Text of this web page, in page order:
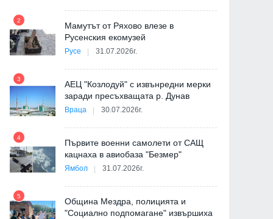
2
Мамутът от Ряхово влезе в
Русенския екомузей
Русе 31.07.2026г.
3
АЕЦ "Козлодуй" с извънредни мерки
заради пресъхващата р. Дунав
Враца 30.07.2026г.
4
Първите военни самолети от САЩ
кацнаха в авиобаза "Безмер"
Ямбол 31.07.2026г.
5
Община Мездра, полицията и
"Социално подпомагане" извършиха